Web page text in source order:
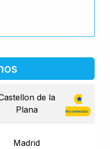
de la
Plana
Recomendado
Madrid